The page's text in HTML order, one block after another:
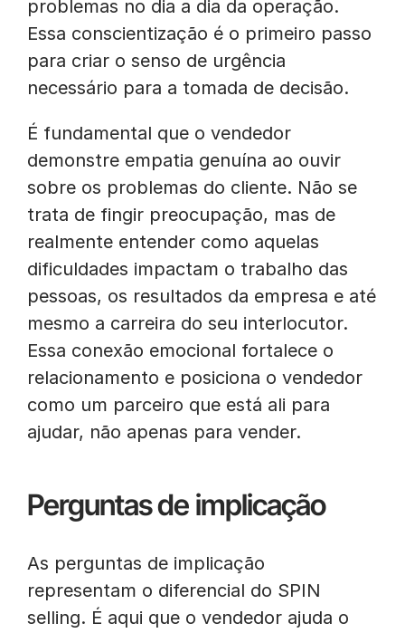
problemas no dia a dia da operação.
Essa conscientização é o primeiro passo
para criar o senso de urgência
necessário para a tomada de decisão.
É fundamental que o vendedor
demonstre empatia genuína ao ouvir
sobre os problemas do cliente. Não se
trata de fingir preocupação, mas de
realmente entender como aquelas
dificuldades impactam o trabalho das
pessoas, os resultados da empresa e até
mesmo a carreira do seu interlocutor.
Essa conexão emocional fortalece o
relacionamento e posiciona o vendedor
como um parceiro que está ali para
ajudar, não apenas para vender.
Perguntas de implicação
As perguntas de implicação
representam o diferencial do SPIN
selling. É aqui que o vendedor ajuda o